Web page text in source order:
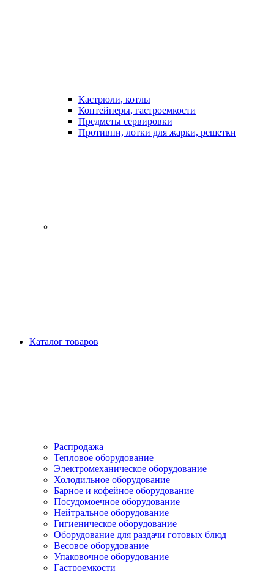
Кастрюли, котлы
Контейнеры, гастроемкости
Предметы сервировки
Противни, лотки для жарки, решетки
Каталог товаров
Распродажа
Тепловое оборудование
Электромеханическое оборудование
Холодильное оборудование
Барное и кофейное оборудование
Посудомоечное оборудование
Нейтральное оборудование
Гигиеническое оборудование
Оборудование для раздачи готовых блюд
Весовое оборудование
Упаковочное оборудование
Гастроемкости